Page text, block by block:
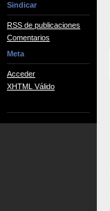
Sindicar
RSS de publicaciones
Comentarios
Meta
Acceder
XHTML Válido